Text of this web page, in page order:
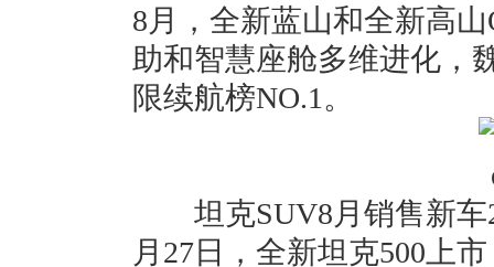
8月，全新蓝山和全新高
助和智慧座舱多维进化，
限续航榜NO.1。
坦克SUV8月销售新车
月27日，全新坦克500上